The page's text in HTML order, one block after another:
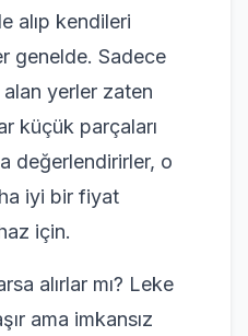
alıp kendileri
genelde. Sadece
yerler zaten
küçük parçaları
değerlendirirler, o
iyi bir fiyat
için.
alırlar mı? Leke
ama imkansız